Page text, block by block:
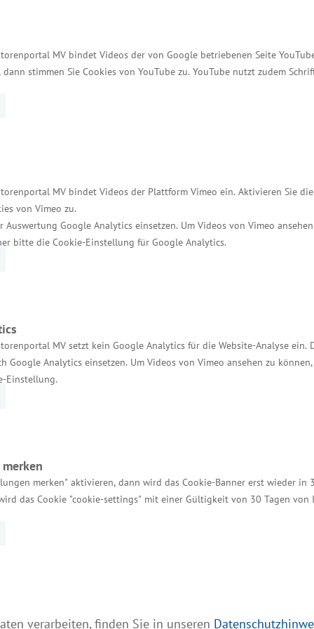
MV bindet Videos der von Google betriebenen Seite
dann stimmen Sie Cookies von YouTube zu. YouTube nutzt zudem
MV bindet Videos der Plattform Vimeo ein. Aktivieren Sie
von Vimeo zu.
Auswertung Google Analytics einsetzen. Um Videos von Vimeo
bitte die Cookie-Einstellung für Google Analytics.
MV setzt kein Google Analytics für die Website-Analyse ein.
Google Analytics einsetzen. Um Videos von Vimeo ansehen zu
Einstellung.
merken" aktivieren, dann wird das Cookie-Banner erst wieder in
das Cookie "cookie-settings" mit einer Gültigkeit von 30 Tagen von
verarbeiten, finden Sie in unseren
zu verarbeiten, der als Abfallprodukt aus der
Fischhaut. Das Gerben von Fischleder ist ein
Teil aus Deutschland, wo es umweltschonend
– behält. Weil keine Haut der
und einzigartige Weise weitergenutzt.
Netz gehen. Außerdem möchte ich noch mehr
Licht auf Mecklenburg-Vorpommern werfen.“
Deutschland ist das u-institut für
und Kreativwirtschaft des Bundes. Förderer ist
für Wirtschaft und Energie und der